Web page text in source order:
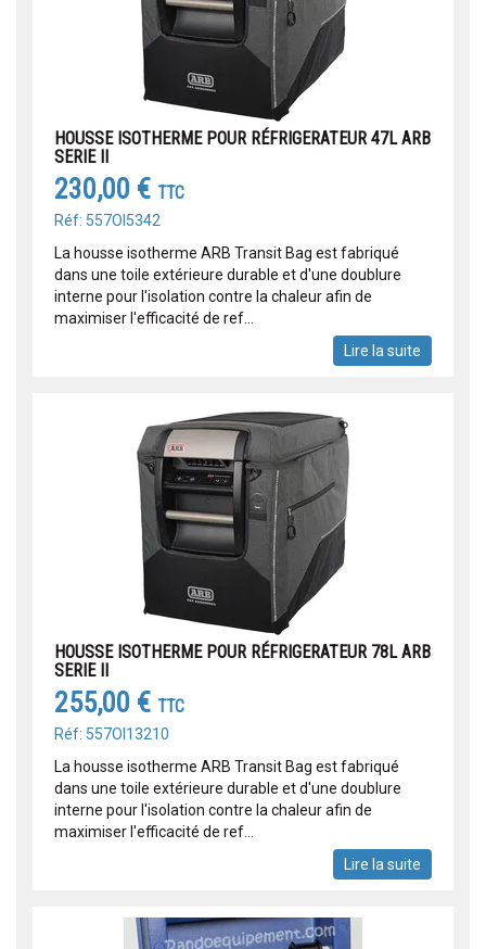
HOUSSE ISOTHERME POUR RÉFRIGERATEUR 47L ARB
SERIE II
230,00 € TTC
Réf: 557OI5342
La housse isotherme ARB Transit Bag est fabriqué
dans une toile extérieure durable et d'une doublure
interne pour l'isolation contre la chaleur afin de
maximiser l'efficacité de ref...
Lire la suite
HOUSSE ISOTHERME POUR RÉFRIGERATEUR 78L ARB
SERIE II
255,00 € TTC
Réf: 557OI13210
La housse isotherme ARB Transit Bag est fabriqué
dans une toile extérieure durable et d'une doublure
interne pour l'isolation contre la chaleur afin de
maximiser l'efficacité de ref...
Lire la suite